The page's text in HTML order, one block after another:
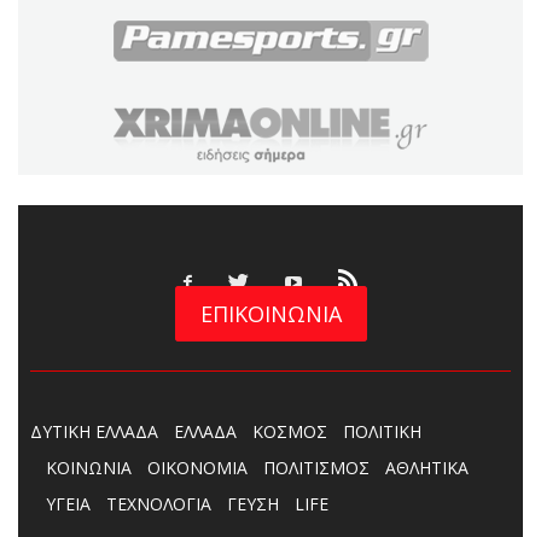
ΕΠΙΚΟΙΝΩΝΙΑ
ΔΥΤΙΚΗ ΕΛΛΑΔΑ ΕΛΛΑΔΑ ΚΟΣΜΟΣ
ΠΟΛΙΤΙΚΗ
ΚΟΙΝΩΝΙΑ
ΟΙΚΟΝΟΜΙΑ ΠΟΛΙΤΙΣΜΟΣ
ΑΘΛΗΤΙΚΑ
ΥΓΕΙΑ
ΤΕΧΝΟΛΟΓΙΑ ΓΕΥΣΗ LIFE